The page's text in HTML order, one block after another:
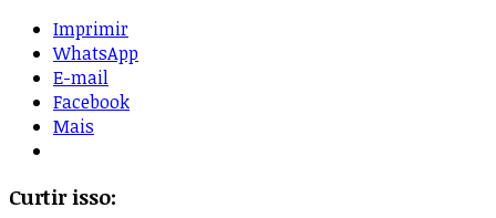
Imprimir
WhatsApp
E-mail
Facebook
Mais
Curtir isso: